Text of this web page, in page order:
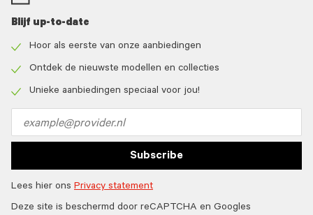
Blijf up-to-date
icon
Hoor als eerste van onze aanbiedingen
icon
Ontdek de nieuwste modellen en collecties
Unieke aanbiedingen speciaal voor jou!
address
Subscribe
Lees hier ons Privacy statement
Deze site is beschermd door reCAPTCHA en Googles